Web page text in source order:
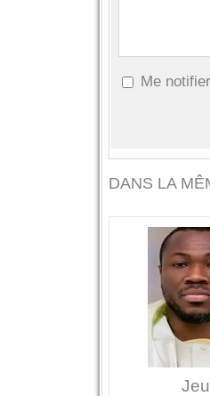
Me
DANS LA